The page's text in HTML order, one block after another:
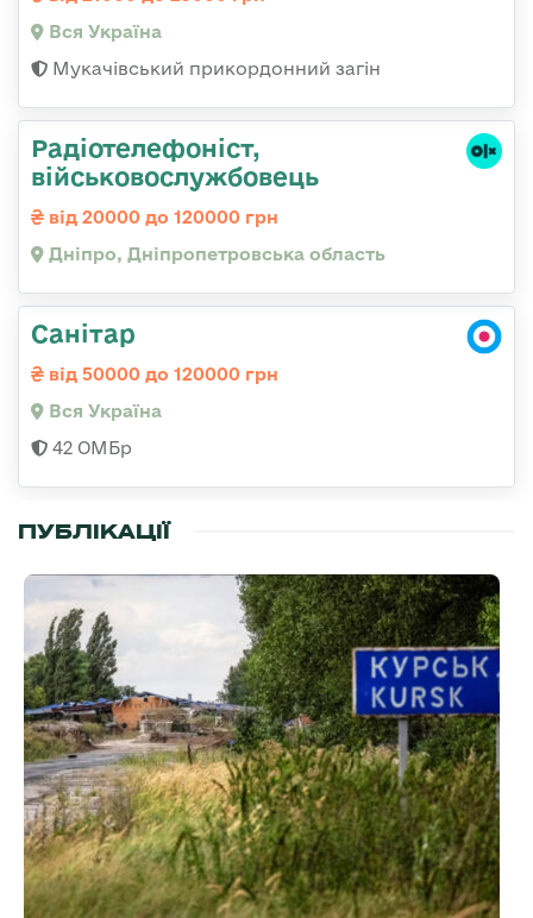
Вся Україна
Мукачівський прикордонний загін
Радіотелефоніст,
військовослужбовець
від 20000 до 120000 грн
Дніпро, Дніпропетровська область
Санітар
від 50000 до 120000 грн
Вся Україна
42 ОМБр
ПУБЛІКАЦІЇ